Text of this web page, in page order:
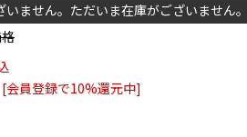
いません。ただいま在庫がございません。
会員登録で10%還元中]